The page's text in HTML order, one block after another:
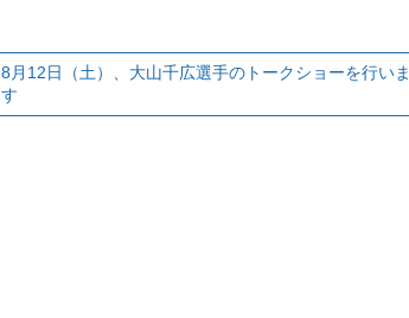
8月12日（土）、大山千広選手のトークショーを行いま
す